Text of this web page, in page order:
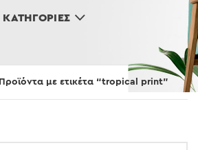
ΚΑΤΗΓΟΡΊΕΣ
Προϊόντα με ετικέτα “tropical print”